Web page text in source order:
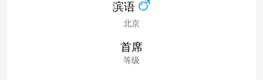
滨语
北京
首席
等级